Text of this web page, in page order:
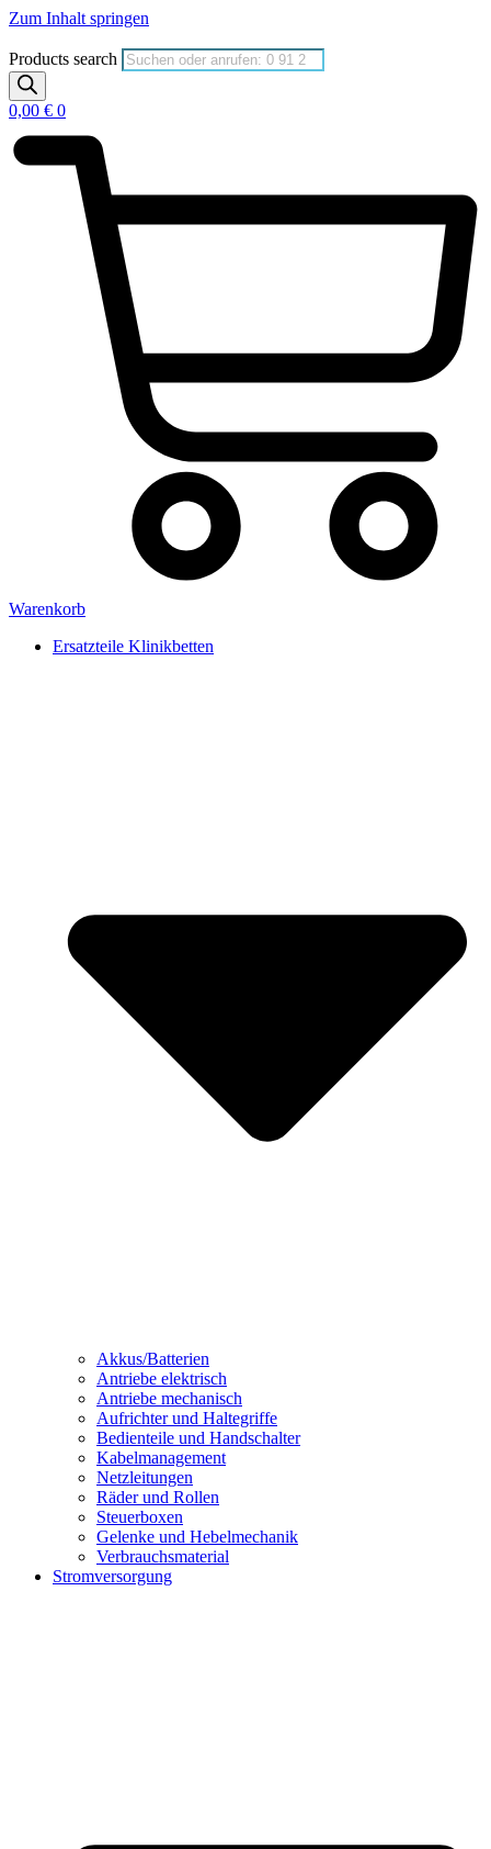
Zum Inhalt springen
Products search
0,00 € 0
Warenkorb
Ersatzteile Klinikbetten
Akkus/Batterien
Antriebe elektrisch
Antriebe mechanisch
Aufrichter und Haltegriffe
Bedienteile und Handschalter
Kabelmanagement
Netzleitungen
Räder und Rollen
Steuerboxen
Gelenke und Hebelmechanik
Verbrauchsmaterial
Stromversorgung